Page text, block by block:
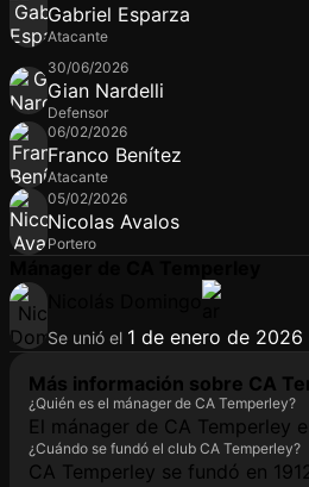
Gabriel Esparza
Atacante
30/06/2026
Gian Nardelli
Defensor
06/02/2026
Franco Benítez
Atacante
05/02/2026
Nicolas Avalos
Portero
Se unió el 1 de enero de 2026
Más información sobre CA
¿Quién es el mánager de CA Temperley?
El mánager de CA Temperley
¿Cuándo se fundó el club CA Temperley?
CA Temperley se fundó en